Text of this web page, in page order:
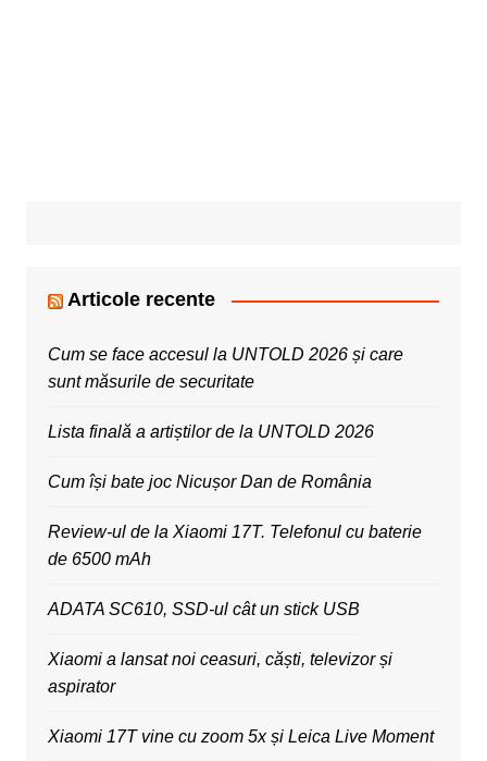
Articole recente
Cum se face accesul la UNTOLD 2026 și care
sunt măsurile de securitate
Lista finală a artiștilor de la UNTOLD 2026
Cum își bate joc Nicușor Dan de România
Review-ul de la Xiaomi 17T. Telefonul cu baterie
de 6500 mAh
ADATA SC610, SSD-ul cât un stick USB
Xiaomi a lansat noi ceasuri, căști, televizor și
aspirator
Xiaomi 17T vine cu zoom 5x și Leica Live Moment